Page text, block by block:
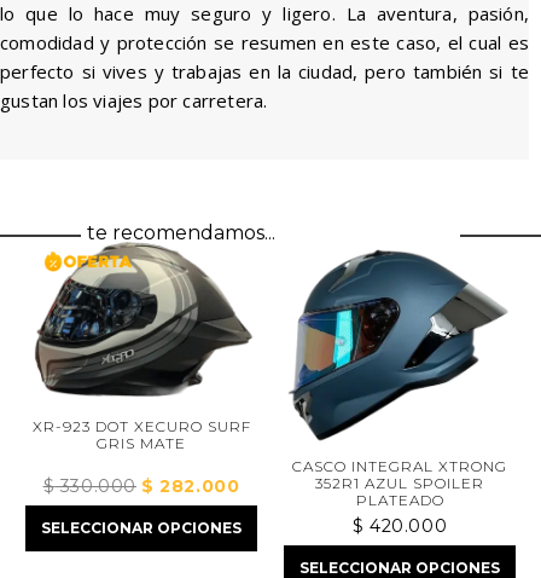
lo que lo hace muy seguro y ligero. La aventura, pasión,
comodidad y protección se resumen en este caso, el cual es
perfecto si vives y trabajas en la ciudad, pero también si te
gustan los viajes por carretera.
te recomendamos...
XR-923 DOT XECURO SURF
GRIS MATE
330.000El
precio
original
$ 282.000El
precio
actual
SELECCIONAR OPCIONES
CASCO INTEGRAL XTRONG
352R1 AZUL SPOILER
PLATEADO
420.000
SELECCIONAR OPCIONES